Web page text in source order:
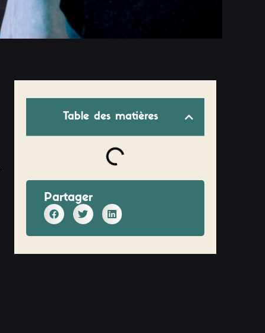
Table des matières
Partager